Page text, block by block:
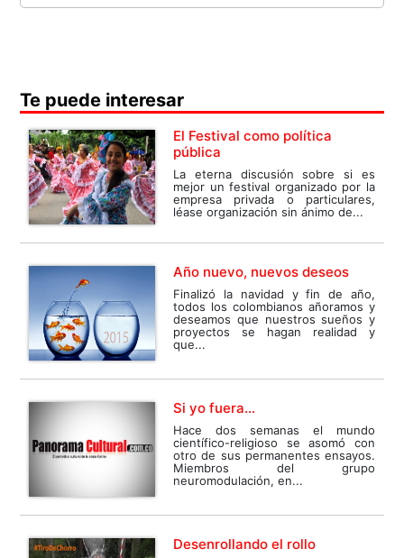
Te puede interesar
El Festival como política
pública
La eterna discusión sobre si es
mejor un festival organizado por la
empresa privada o particulares,
léase organización sin ánimo de...
Año nuevo, nuevos deseos
Finalizó la navidad y fin de año,
todos los colombianos añoramos y
deseamos que nuestros sueños y
proyectos se hagan realidad y
que...
Si yo fuera…
Hace dos semanas el mundo
científico-religioso se asomó con
otro de sus permanentes ensayos.
Miembros del grupo
neuromodulación, en...
Desenrollando el rollo